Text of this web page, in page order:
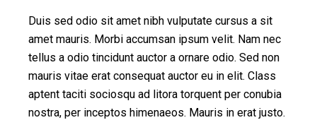
Duis sed odio sit amet nibh vulputate cursus a sit
amet mauris. Morbi accumsan ipsum velit. Nam nec
tellus a odio tincidunt auctor a ornare odio. Sed non
mauris vitae erat consequat auctor eu in elit. Class
aptent taciti sociosqu ad litora torquent per conubia
nostra, per inceptos himenaeos. Mauris in erat justo.